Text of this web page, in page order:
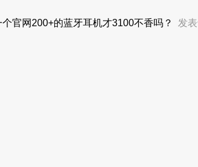
官网200+的蓝牙耳机才3100不香吗？ 发